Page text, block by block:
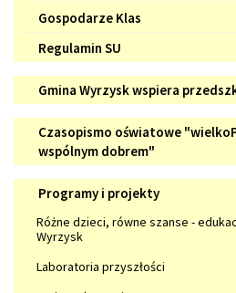
Gospodarze Klas
Regulamin SU
Gmina
Wyrzysk
wspiera
przedszkolaków
Gmina Wyrzysk wspiera
Czasopismo
oświatowe
"wielkoPolska
oświata
naszym
wspólnym
Czasopismo oświatowe
wspólnym dobrem"
Programy
projekty
Programy i projekty
Różne dzieci, równe szanse -
Wyrzysk
Laboratoria przyszłości